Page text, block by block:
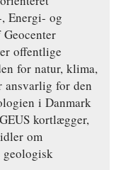
Energi- og
offentlige
for natur, klima,
ansvarlig for den
i Danmark
kortlægger,
om